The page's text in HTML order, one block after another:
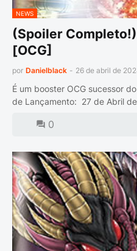
NEWS
(Spoiler
[OCG]
por Danielblack - 26 de abril de
É um booster OCG sucessor
de Lançamento: 27 de Abril
0